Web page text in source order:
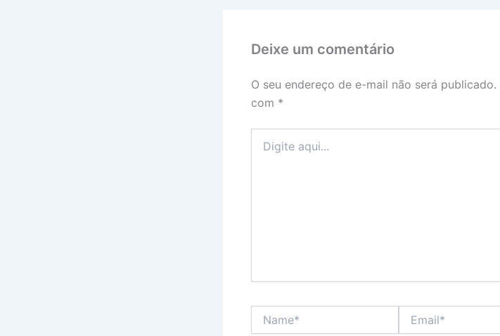
Deixe um comentário
O seu endereço de e-mail não será publicado.
com *
aqui...